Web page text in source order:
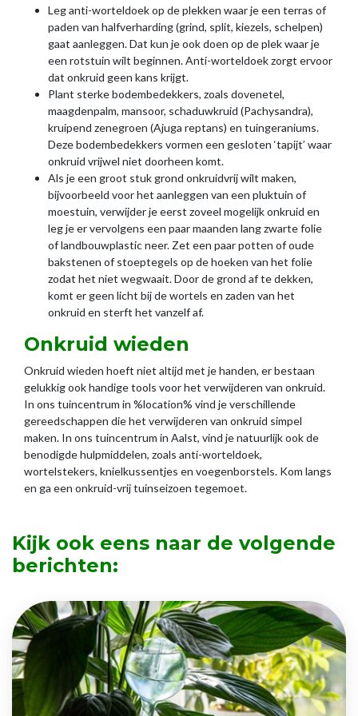
Leg anti-worteldoek op de plekken waar je een terras of
paden van halfverharding (grind, split, kiezels, schelpen)
gaat aanleggen. Dat kun je ook doen op de plek waar je
een rotstuin wilt beginnen. Anti-worteldoek zorgt ervoor
dat onkruid geen kans krijgt.
Plant sterke bodembedekkers, zoals dovenetel,
maagdenpalm, mansoor, schaduwkruid (Pachysandra),
kruipend zenegroen (Ajuga reptans) en tuingeraniums.
Deze bodembedekkers vormen een gesloten ‘tapijt’ waar
onkruid vrijwel niet doorheen komt.
Als je een groot stuk grond onkruidvrij wilt maken,
bijvoorbeeld voor het aanleggen van een pluktuin of
moestuin, verwijder je eerst zoveel mogelijk onkruid en
leg je er vervolgens een paar maanden lang zwarte folie
of landbouwplastic neer. Zet een paar potten of oude
bakstenen of stoeptegels op de hoeken van het folie
zodat het niet wegwaait. Door de grond af te dekken,
komt er geen licht bij de wortels en zaden van het
onkruid en sterft het vanzelf af.
Onkruid wieden
Onkruid wieden hoeft niet altijd met je handen, er bestaan
gelukkig ook handige tools voor het verwijderen van onkruid.
In ons tuincentrum in %location% vind je verschillende
gereedschappen die het verwijderen van onkruid simpel
maken. In ons tuincentrum in Aalst, vind je natuurlijk ook de
benodigde hulpmiddelen, zoals anti-worteldoek,
wortelstekers, knielkussentjes en voegenborstels. Kom langs
en ga een onkruid-vrij tuinseizoen tegemoet.
Kijk ook eens naar de volgende
berichten: